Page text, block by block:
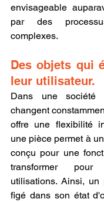
envisageable
par des
complexes.
Des objets qui
leur utilisateur.
Dans une société
changent
offre une flexibilité
une pièce permet à
conçu pour une
transformer
utilisations. Ainsi,
figé dans son état